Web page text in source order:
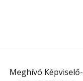
Meghívó Képviselő-